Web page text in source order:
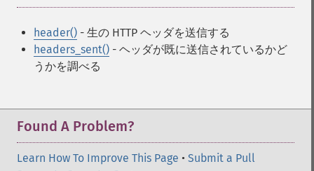
header() - 生の HTTP ヘッダを送信する
headers_sent() - ヘッダが既に送信されているかど
うかを調べる
Found A Problem?
Learn How To Improve This Page • Submit a Pull